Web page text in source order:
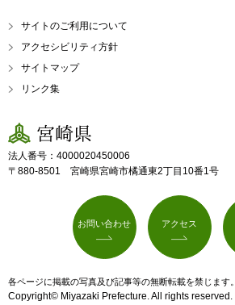
サイトのご利用について
アクセシビリティ方針
サイトマップ
リンク集
宮崎県
法人番号：4000020450006
〒880-8501 宮崎県宮崎市橘通東2丁目10番1号
お問い合わせ アクセス
各ページに掲載の写真及び記事等の無断転載を禁じます。
Copyright© Miyazaki Prefecture. All rights reserved.